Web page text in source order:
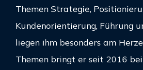
Themen Strategie,
Kundenorientierung, Führung
liegen ihm besonders am
Themen bringt er seit 2016 bei